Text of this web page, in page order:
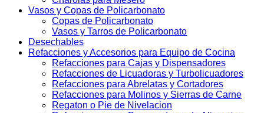
Vasos y Copas de Policarbonato
Copas de Policarbonato
Vasos y Tarros de Policarbonato
Desechables
Refacciones y Accesorios para Equipo de Cocina
Refacciones para Cajas y Dispensadores
Refacciones de Licuadoras y Turbolicuadores
Refacciones para Abrelatas y Cortadores
Refacciones para Molinos y Sierras de Carne
Regaton o Pie de Nivelacion